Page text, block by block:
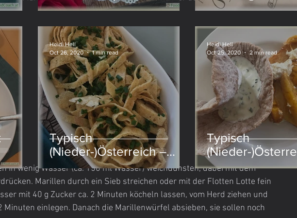
in wenig Wasser (ca. 150 ml Wasser) weichdünsten, dabei mit dem
Marillen durch ein Sieb streichen oder mit der Flotten Lotte fein
mit 40 g Zucker ca. 2 Minuten köcheln lassen, vom Herd ziehen und
einlegen. Danach die Marillenwürfel absieben, sie sollen noch
Typisch
(Nieder-)Österreich –
Frittatensuppe
Heidi Hell
Oct 26, 2020
1 min read
Typisch
(Nieder-
Feuerfleck mit
Heidi Hell
Oct 25, 2020
2 min read